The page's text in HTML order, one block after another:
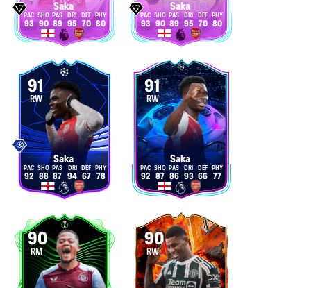
Saka
93 90 89 95 70 80
Saka
93 90 89 95 70 80
91
RW
Saka
92 88 87 94 67 78
91
RW
Saka
92 87 86 93 66 77
90
RM
90
RW